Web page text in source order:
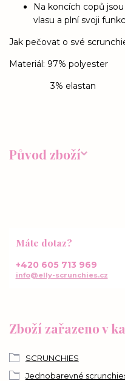
Na koncích copů
vlasu a plní svoji
Jak pečovat o své
Materiál: 97% polyester
3% elastan
Původ zboží
Zboží zařazeno v
SCRUNCHIES
Jednobarevné
Máte dotaz?
+420 605 713 969
info@elly-scrunchies.cz